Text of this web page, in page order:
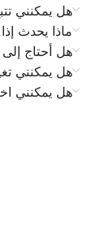
هل يمكنني
ماذا يحدث
هل أحتاج إلى
هل يمكنني
هل يمكنني